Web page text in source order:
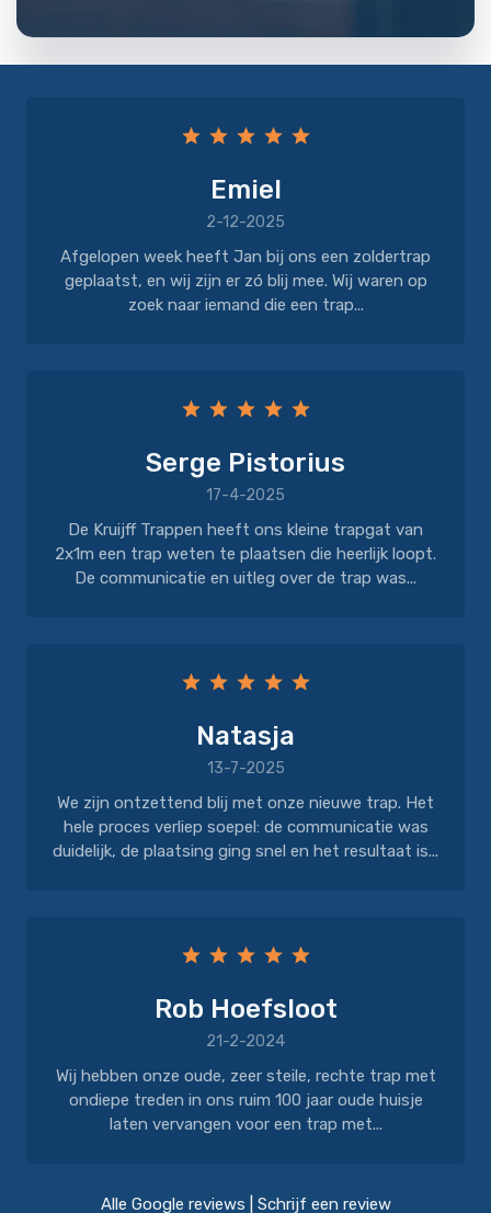
Emiel
2-12-2025
Afgelopen week heeft Jan bij ons een zoldertrap
geplaatst, en wij zijn er zó blij mee. Wij waren op
zoek naar iemand die een trap...
Serge Pistorius
17-4-2025
De Kruijff Trappen heeft ons kleine trapgat van
2x1m een trap weten te plaatsen die heerlijk loopt.
De communicatie en uitleg over de trap was...
Natasja
13-7-2025
We zijn ontzettend blij met onze nieuwe trap. Het
hele proces verliep soepel: de communicatie was
duidelijk, de plaatsing ging snel en het resultaat is...
Rob Hoefsloot
21-2-2024
Wij hebben onze oude, zeer steile, rechte trap met
ondiepe treden in ons ruim 100 jaar oude huisje
laten vervangen voor een trap met...
Alle Google reviews Schrijf een review